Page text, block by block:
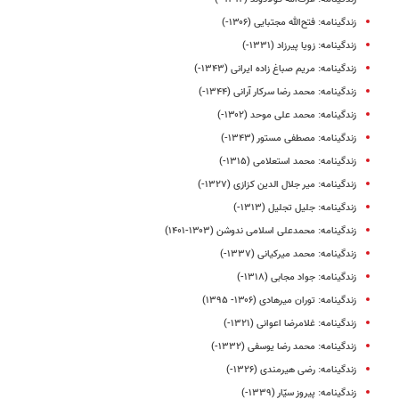
زندگینامه: فتح‌الله مجتبایی (۱۳۰۶-)
زندگینامه: زویا پیرزاد (۱۳۳۱-)
زندگینامه: مریم صباغ‌ زاده ایرانی (۱۳۴۳-)
زندگینامه: محمد رضا سرکار آرانی (۱۳۴۴-)
زندگینامه: محمد علی موحد (۱۳۰۲-)
زندگینامه: مصطفی مستور (۱۳۴۳-)
زندگینامه‌: محمد استعلامی (۱۳۱۵-)
زندگینامه: میر جلال الدین کزازی (۱۳۲۷-)
زندگینامه: جلیل تجلیل (۱۳۱۳-)
زندگینامه: محمدعلی اسلامی ندوشن (۱۳۰۳-۱۴۰۱)
زندگینامه: محمد میرکیانی (۱۳۳۷-)
زندگینامه: جواد مجابی (۱۳۱۸-)
زندگینامه: توران میرهادی (۱۳۰۶- ۱۳۹۵)
زندگینامه: غلامرضا اعوانی (۱۳۲۱-)
زندگینامه: محمد رضا یوسفی (۱۳۳۲-)
زندگینامه: رضی هیرمندی (۱۳۲۶-)
زندگینامه‌: پیروز سیّار (۱۳۳۹-)